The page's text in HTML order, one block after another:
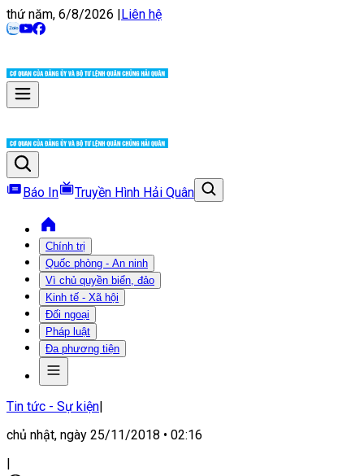
thứ năm, 6/8/2026 |Liên hệ
Báo In Truyền Hình Hải Quân
Chính trị
Quốc phòng - An ninh
Vì chủ quyền biển, đảo
Kinh tế - Xã hội
Đối ngoại
Pháp luật
Đa phương tiện
Tin tức - Sự kiện|
chủ nhật, ngày 25/11/2018 • 02:16
|